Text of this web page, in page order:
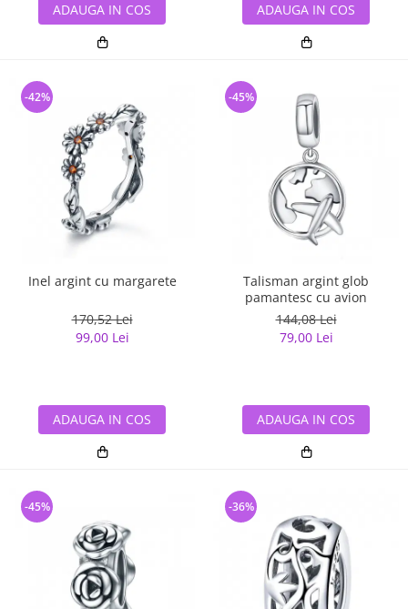
ADAUGA IN COS ADAUGA IN COS
Inel argint cu margarete
170,52 Lei
99,00 Lei
-42%
ADAUGA IN COS
Talisman argint glob
pamantesc cu avion
144,08 Lei
79,00 Lei
-45%
ADAUGA IN COS
-45% -36%